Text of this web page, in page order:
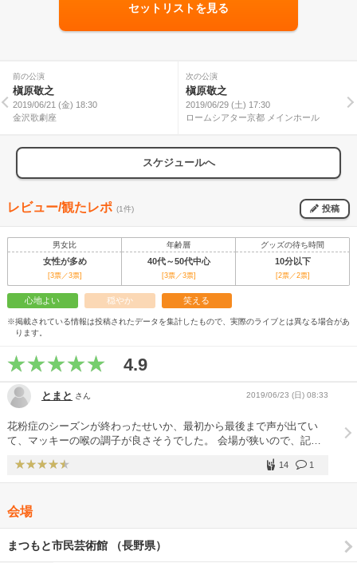
セットリストを見る
前の公演
槇原敬之
2019/06/21 (金) 18:30
金沢歌劇座
次の公演
槇原敬之
2019/06/29 (土) 17:30
ロームシアター京都 メインホール
スケジュールへ
レビュー/観たレポ (1件) 投稿
男女比 年齢層 グッズの待ち時間
女性が多め 40代～50代中心 10分以下
[3票／3票] [3票／3票] [2票／2票]
心地よい 穏やか 笑える
※掲載されている情報は投稿されたデータを集計したもので、実際のライブとは異なる場合があ
ります。
4.9
とまと さん 2019/06/23 (日) 08:33
花粉症のシーズンが終わったせいか、最初から最後まで声が出てい
て、マッキーの喉の調子が良さそうでした。 会場が狭いので、記憶
ーもトイレに行き、毛利さんが代わりにMCを務め、レコーディング
の話などをしてくれました。 質問コーナーでもマッキーのデビュー
1
14
会場
まつもと市民芸術館 （長野県）